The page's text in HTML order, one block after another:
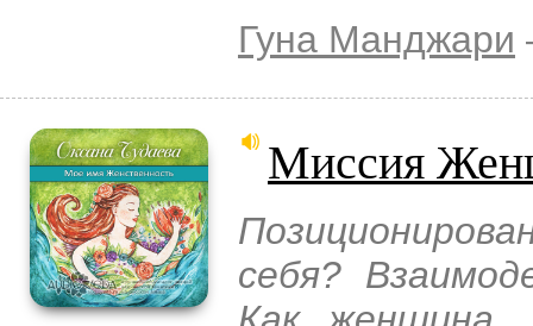
Гуна Манджари
Миссия
себя?